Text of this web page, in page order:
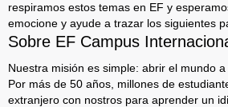
respiramos estos temas en EF y
emocione y ayude a trazar los siguientes
Sobre EF Campus
Nuestra misión es simple: abrir el mundo
Por más de 50 años, millones de
extranjero con nostros para aprender un